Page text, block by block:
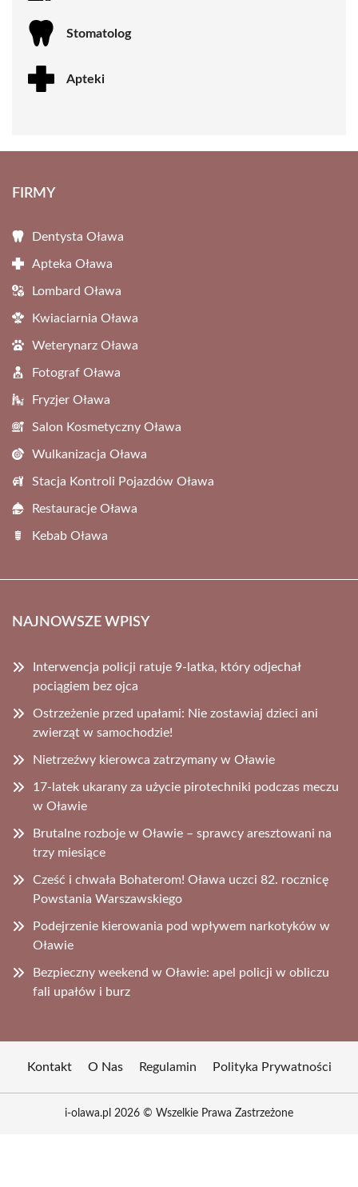
Stomatolog
Apteki
FIRMY
Dentysta Oława
Apteka Oława
Lombard Oława
Kwiaciarnia Oława
Weterynarz Oława
Fotograf Oława
Fryzjer Oława
Salon Kosmetyczny Oława
Wulkanizacja Oława
Stacja Kontroli Pojazdów Oława
Restauracje Oława
Kebab Oława
NAJNOWSZE WPISY
Interwencja policji ratuje 9-latka, który odjechał
pociągiem bez ojca
Ostrzeżenie przed upałami: Nie zostawiaj dzieci ani
zwierząt w samochodzie!
Nietrzeźwy kierowca zatrzymany w Oławie
17-latek ukarany za użycie pirotechniki podczas meczu
w Oławie
Brutalne rozboje w Oławie – sprawcy aresztowani na
trzy miesiące
Cześć i chwała Bohaterom! Oława uczci 82. rocznicę
Powstania Warszawskiego
Podejrzenie kierowania pod wpływem narkotyków w
Oławie
Bezpieczny weekend w Oławie: apel policji w obliczu
fali upałów i burz
Kontakt O Nas Regulamin Polityka Prywatności
i-olawa.pl 2026 © Wszelkie Prawa Zastrzeżone